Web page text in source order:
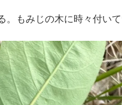
もみじの木に時々付いて